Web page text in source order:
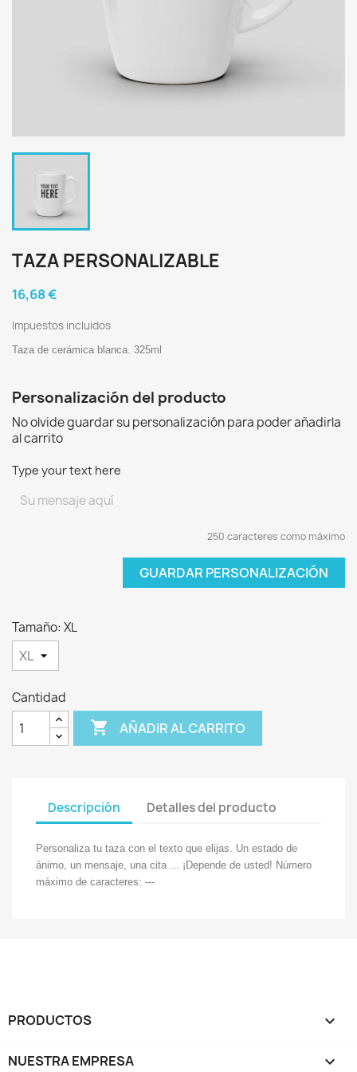
TAZA PERSONALIZABLE
16,68 €
Impuestos incluidos
Taza de cerámica blanca. 325ml
Personalización del producto
No olvide guardar su personalización para poder añadirla
al carrito
Type your text here
250 caracteres como máximo
GUARDAR PERSONALIZACIÓN
Tamaño: XL
Cantidad
 AÑADIR AL CARRITO
Descripción Detalles del producto
Personaliza tu taza con el texto que elijas. Un estado de
ánimo, un mensaje, una cita ... ¡Depende de usted! Número
máximo de caracteres: ---
PRODUCTOS 
NUESTRA EMPRESA 